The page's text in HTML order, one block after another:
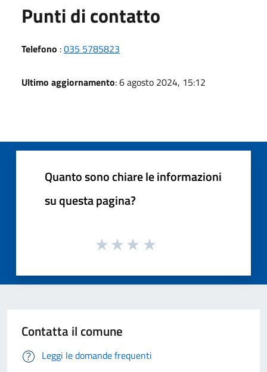
Punti di contatto
Telefono :035 5785823
Ultimo aggiornamento: 6 agosto 2024, 15:12
Quanto sono chiare le informazioni
su questa pagina?
Contatta il comune
Leggi le domande frequenti